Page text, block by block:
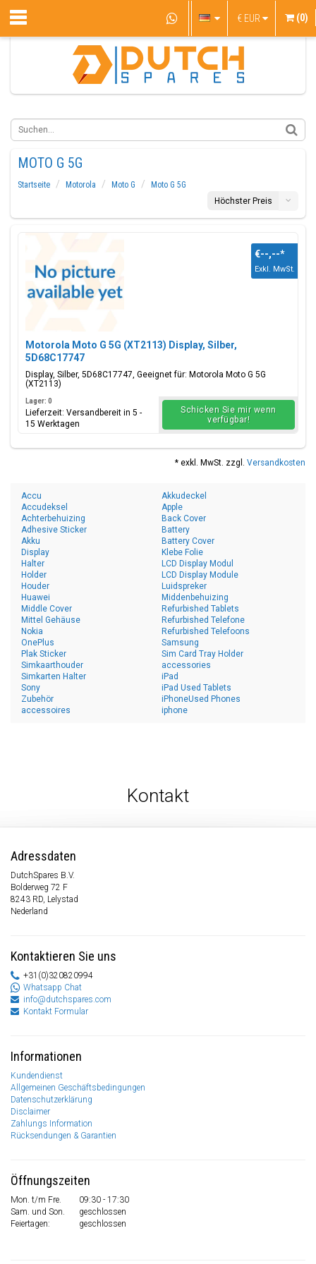
€ EUR (0)
MOTO G 5G
Startseite Motorola Moto G
Moto G 5G
Höchster Preis
Motorola Moto G 5G (XT2113) Display, Silber,
5D68C17747
Display, Silber, 5D68C17747, Geeignet für: Motorola Moto G 5G
(XT2113)
€--,--*
Exkl. MwSt.
Lager: 0
Lieferzeit: Versandbereit in 5 -
15 Werktagen
Schicken Sie mir wenn
verfügbar!
* exkl. MwSt. zzgl. Versandkosten
Accu
Accudeksel
Achterbehuizing
Adhesive Sticker
Akku
Akkudeckel
Apple
Back Cover
Battery
Battery Cover
Display
Halter
Holder
Houder
Huawei
Klebe Folie
LCD Display Modul
LCD Display Module
Luidspreker
Middenbehuizing
Middle Cover
Mittel Gehäuse
Nokia
OnePlus
Plak Sticker
Refurbished Tablets
Refurbished Telefone
Refurbished Telefoons
Samsung
Sim Card Tray Holder
Simkaarthouder
Simkarten Halter
Sony
Zubehör
accessoires
accessories
iPad
iPad Used Tablets
iPhoneUsed Phones
iphone
Kontakt
Adressdaten
DutchSpares B.V.
Bolderweg 72 F
8243 RD, Lelystad
Nederland
Kontaktieren Sie uns
+31(0)320820994
Whatsapp Chat
info@dutchspares.com
Kontakt Formular
Informationen
Kundendienst
Allgemeinen Geschäftsbedingungen
Datenschutzerklärung
Disclaimer
Zahlungs Information
Rücksendungen & Garantien
Öffnungszeiten
Mon. t/m Fre.
09:30 - 17:30
Sam. und Son.
geschlossen
Feiertagen:
geschlossen